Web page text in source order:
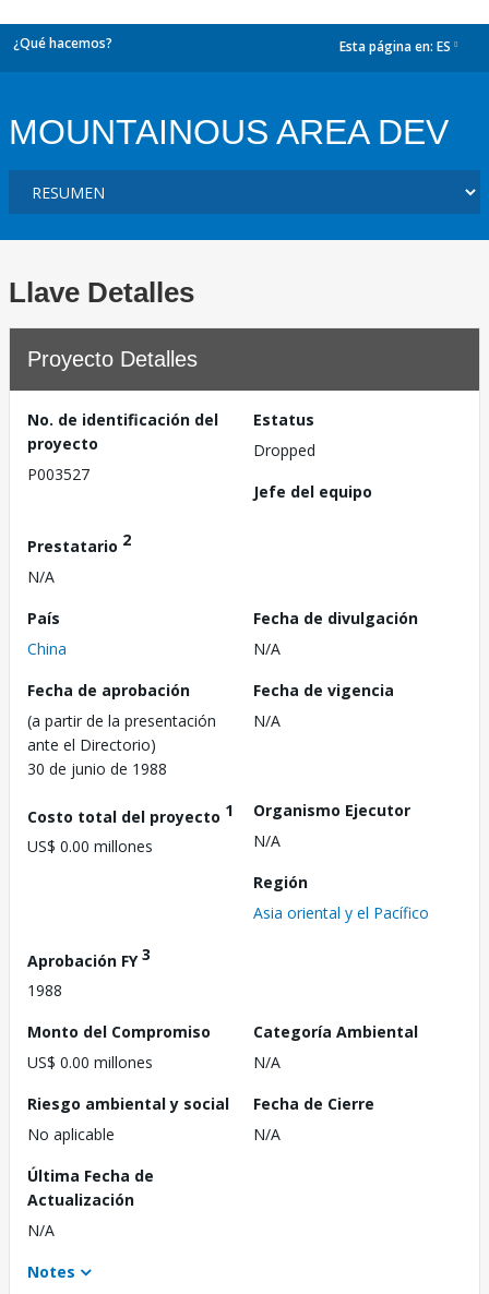
¿Qué hacemos? Esta página en: ES
MOUNTAINOUS AREA DEV
Llave Detalles
Proyecto Detalles
No. de identificación del
proyecto
P003527
Estatus
Dropped
Jefe del equipo
Prestatario 2
N/A
País
China
Fecha de divulgación
N/A
Fecha de aprobación
(a partir de la presentación
ante el Directorio)
30 de junio de 1988
Fecha de vigencia
N/A
Costo total del proyecto 1
US$ 0.00 millones
Organismo Ejecutor
N/A
Región
Asia oriental y el Pacífico
Aprobación FY3
1988
Monto del Compromiso
US$ 0.00 millones
Categoría Ambiental
N/A
Riesgo ambiental y social
No aplicable
Fecha de Cierre
N/A
Última Fecha de
Actualización
N/A
Notes